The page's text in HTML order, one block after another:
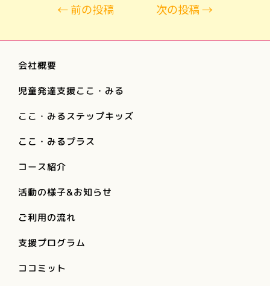
←前の投稿 次の投稿→
会社概要
児童発達支援ここ・みる
ここ・みるステップキッズ
ここ・みるプラス
コース紹介
活動の様子&お知らせ
ご利用の流れ
支援プログラム
ココミット